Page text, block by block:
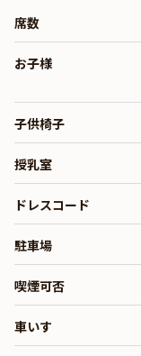
席数
お子様
子供椅子
授乳室
ドレスコード
駐車場
喫煙可否
車いす